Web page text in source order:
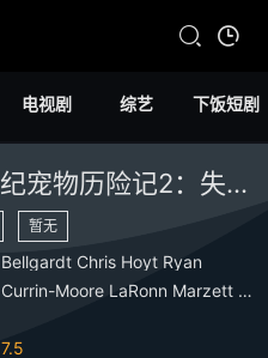
电视剧 综艺 下饭短剧
侏罗纪宠物历险记2：失落的秘密
暂无
Bellgardt Chris Hoyt Ryan
Currin-Moore LaRonn Marzett
7.5